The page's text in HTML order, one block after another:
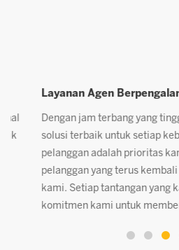
Layanan Agen Berpengalaman
Dengan jam terbang yang tinggi,
solusi terbaik untuk setiap
pelanggan adalah prioritas kami,
pelanggan yang terus kembali
kami. Setiap tantangan yang kami
komitmen kami untuk memberikan